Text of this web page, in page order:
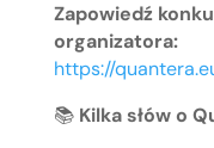
Zapowiedź
organizatora:
https://
📚 Kilka słów o